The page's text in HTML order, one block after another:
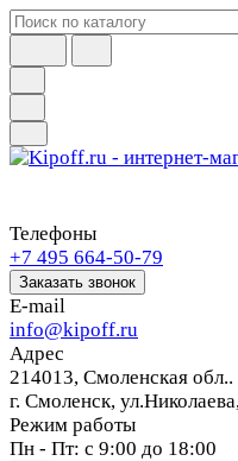
Телефоны
+7 495 664-50-79
Заказать звонок
E-mail
info@kipoff.ru
Адрес
214013, Смоленская обл..
г. Смоленск,
Режим работы
Пн - Пт: с 9:00 до 18:00